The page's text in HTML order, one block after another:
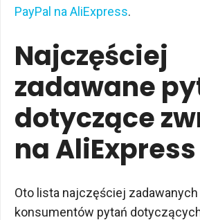
PayPal na AliExpress.
Najczęściej
zadawane
dotyczące
na AliExpress
Oto lista najczęściej
konsumentów pytań